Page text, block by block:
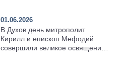
01.06.2026
В Духов день митрополит
Кирилл и епископ Мефодий
совершили великое освящение